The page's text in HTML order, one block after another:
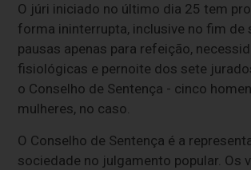
O júri iniciado no último dia 25 tem
forma ininterrupta, inclusive no fim de
pausas apenas para refeição,
fisiológicas e pernoite dos sete
o Conselho de Sentença - cinco
mulheres, no caso.
O Conselho de Sentença é a
sociedade no julgamento popular. Os